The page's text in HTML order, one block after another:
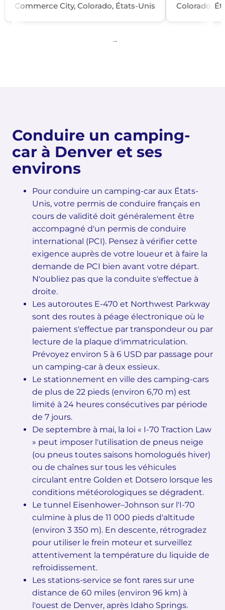
Commerce City, Colorado, États-Unis
Colorado,
Conduire un camping-
car à Denver et ses
environs
Pour conduire un camping-car aux États-
Unis, votre permis de conduire français en
cours de validité doit généralement être
accompagné d'un permis de conduire
international (PCI). Pensez à vérifier cette
exigence auprès de votre loueur et à faire la
demande de PCI bien avant votre départ.
N'oubliez pas que la conduite s'effectue à
droite.
Les autoroutes E-470 et Northwest Parkway
sont des routes à péage électronique où le
paiement s'effectue par transpondeur ou par
lecture de la plaque d'immatriculation.
Prévoyez environ 5 à 6 USD par passage pour
un camping-car à deux essieux.
Le stationnement en ville des camping-cars
de plus de 22 pieds (environ 6,70 m) est
limité à 24 heures consécutives par période
de 7 jours.
De septembre à mai, la loi « I-70 Traction Law
» peut imposer l'utilisation de pneus neige
(ou pneus toutes saisons homologués hiver)
ou de chaînes sur tous les véhicules
circulant entre Golden et Dotsero lorsque les
conditions météorologiques se dégradent.
Le tunnel Eisenhower–Johnson sur l'I-70
culmine à plus de 11 000 pieds d'altitude
(environ 3 350 m). En descente, rétrogradez
pour utiliser le frein moteur et surveillez
attentivement la température du liquide de
refroidissement.
Les stations-service se font rares sur une
distance de 60 miles (environ 96 km) à
l'ouest de Denver, après Idaho Springs.